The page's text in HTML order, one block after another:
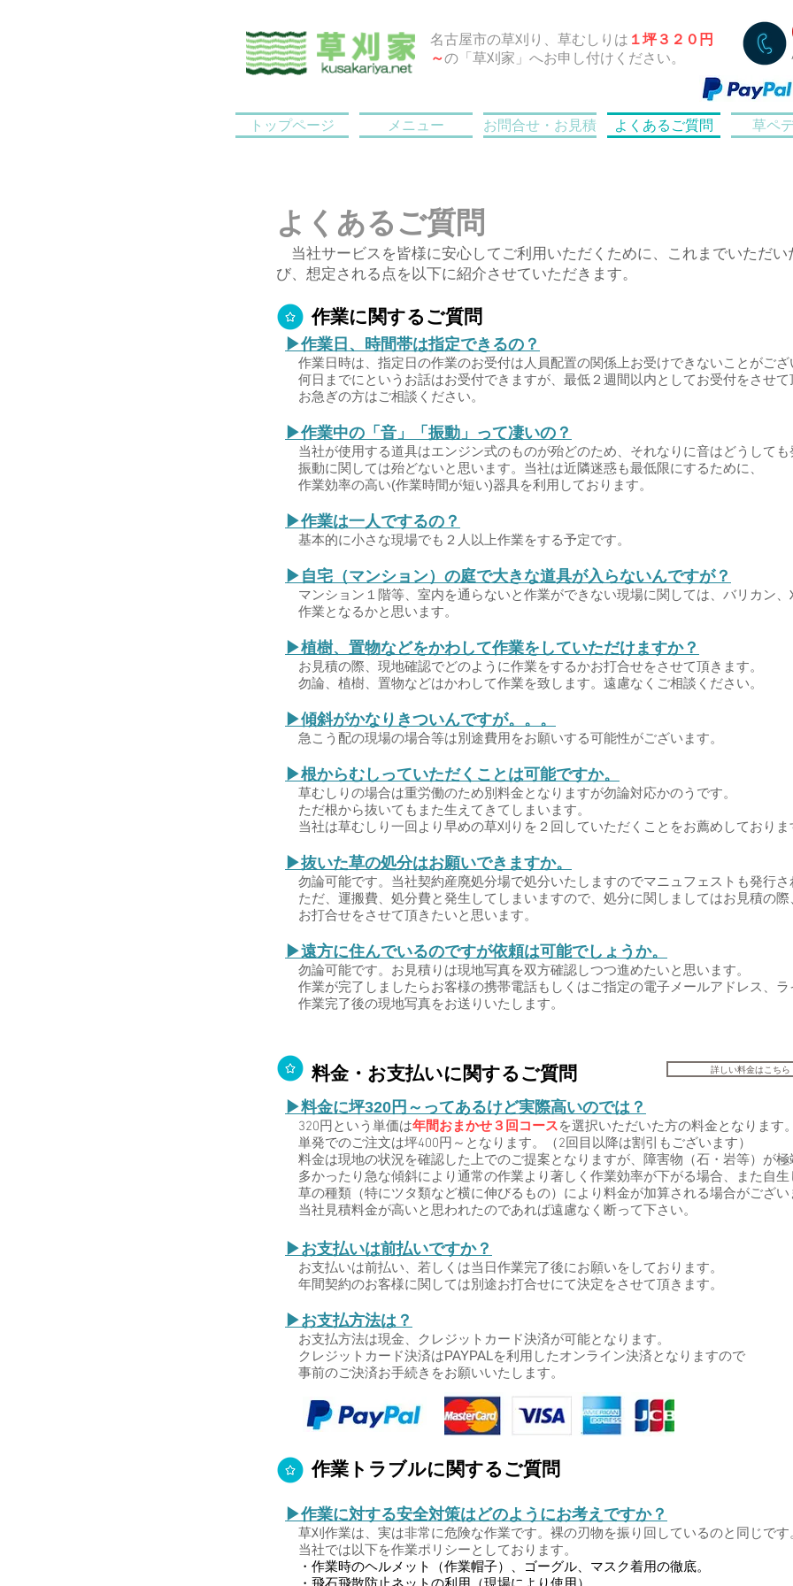
名古屋市の草刈り、草むしりは １坪３２０円
～の「草刈家」へお申し付けください。
トップページ メニュー お問合せ・お見積 よくあるご質問 草ペ
​よくあるご質問
当社サービスを皆様に安心してご利用いただくために、これまでいただい
び、想定される点を以下に紹介させていただきます。
作業に関するご質問
▶作業日、時間帯は指定できるの？
作業日時は、指定日の作業のお受付は人員配置の関係上お受けできないことがござ
何日までにというお話はお受付できますが、最低２週間以内としてお受付をさせて
​ お急ぎの方はご相談ください。
▶作業中の「音」「振動」って凄いの？
当社が使用する道具はエンジン式のものが殆どのため、それなりに音はどうしても
​振動に関しては殆どないと思います。当社は近隣迷惑も最低限にするために、
作業効率の高い(作業時間が短い)器具を利用しております。
▶作業は一人でするの？
基本的に小さな現場でも２人以上作業をする予定です。
▶自宅（マンション）の庭で大きな道具が入らないんですが？
マンション１階等、室内を通らないと作業ができない現場に関しては、バリカン、
作業となるかと思います。
▶植樹、置物などをかわして作業をしていただけますか？
お見積の際、現地確認でどのように作業をするかお打合せをさせて頂きます。
勿論、植樹、置物などはかわして作業を致します。遠慮なくご相談ください。
▶傾斜がかなりきついんですが。。。
急こう配の現場の場合等は別途費用をお願いする可能性がございます。
▶根からむしっていただくことは可能ですか。
草むしりの場合は重労働のため別料金となりますが勿論対応かのうです。
ただ根から抜いてもまた生えてきてしまいます。
当社は草むしり一回より早めの草刈りを２回していただくことをお薦めしておりま
▶抜いた草の処分はお願いできますか。
勿論可能です。当社契約産廃処分場で処分いたしますのでマニュフェストも発行さ
ただ、運搬費、処分費と発生してしまいますので、処分に関しましてはお見積の際
​ お打合せをさせて頂きたいと思います。
▶遠方に住んでいるのですが依頼は可能でしょうか。
勿論可能です。お見積りは現地写真を双方確認しつつ進めたいと思います。
作業が完了しましたらお客様の携帯電話もしくはご指定の電子メールアドレス、ラ
作業完了後の現地写真をお送りいたします。​
料金・お支払いに関するご質問 詳しい料金はこちら
▶料金に坪320円～ってあるけど実際高いのでは？
320円という単価は年間おまかせ３回コースを選択いただいた方の料金となります。
単発でのご注文は坪400円～となります。（2回目以降は割引もございます）
料金は現地の状況を確認した上でのご提案となりますが、障害物（石・岩等）が極
多かったり急な傾斜により通常の作業より著しく作業効率が下がる場合、また自生
草の種類（特にツタ類など横に伸びるもの）により料金が加算される場合がござい
当社見積料金が高いと思われたのであれば遠慮なく断って下さい。
▶お支払いは前払いですか？
お支払いは前払い、若しくは当日作業完了後にお願いをしております。
年間契約のお客様に関しては別途お打合せにて決定をさせて頂きます。
▶お支払方法は？
お支払方法は現金、クレジットカード決済が可能となります。
クレジットカード決済はPAYPALを利用したオンライン決済となりますので
​ 事前のご決済お手続きをお願いいたします。
作業トラブルに関するご質問
▶作業に対する安全対策はどのようにお考えですか？
草刈作業は、実は非常に危険な作業です。裸の刃物を振り回しているのと同じです
当社では以下を作業ポリシーとしております。
・作業時のヘルメット（作業帽子）、ゴーグル、マスク着用の徹底。
・飛石飛散防止ネットの利用（現場により使用）